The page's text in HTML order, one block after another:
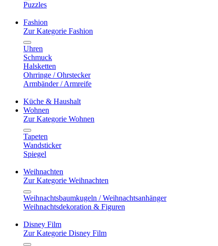
Puzzles
Fashion
Zur Kategorie Fashion
Uhren
Schmuck
Halsketten
Ohrringe / Ohrstecker
Armbänder / Armreife
Küche & Haushalt
Wohnen
Zur Kategorie Wohnen
Tapeten
Wandsticker
Spiegel
Weihnachten
Zur Kategorie Weihnachten
Weihnachtsbaumkugeln / Weihnachtsanhänger
Weihnachtsdekoration & Figuren
Disney Film
Zur Kategorie Disney Film